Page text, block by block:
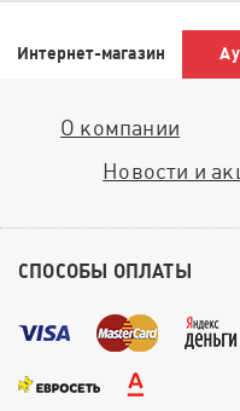
Интернет-магазин
О компании
Новости и
СПОСОБЫ ОПЛАТЫ